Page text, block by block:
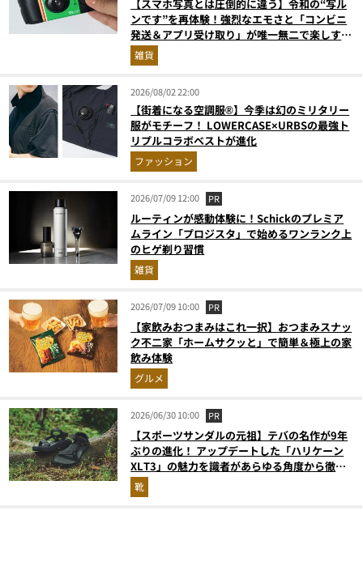
【スマホ写真とは圧倒的に違う】令和の“写ル
ンです”を再体験！強烈なエモさと「コンビニ
発送＆アプリ受け取り」が唯一無二で楽しすぎ
た雑貨
2026/08/02 22:00
【街着になる空調服®】今季は幻のミリタリー
服がモチーフ！ LOWERCASE×URBSの最強ト
リプルコラボベストが進化
ファッション
2026/07/09 12:00 PR
ルーティンが感動体験に！Schickのプレミア
ムライン「プロジスタ」で始めるワンランク上
のヒゲ剃り習慣
雑貨
2026/07/09 10:00 PR
【家飲みおつまみはこれ一択】おつまみスナッ
ク不二家「ホームサクッと」で簡単＆極上の家
飲み体験
グルメ
2026/06/30 10:00 PR
【スポーツサンダルの元祖】テバの名作が9年
ぶりの進化！ アップデートした「ハリケーン
XLT3」の魅力を識者があらゆる角度から徹底
解説！
靴